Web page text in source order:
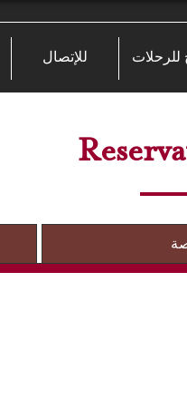
للرحلات للإتصال